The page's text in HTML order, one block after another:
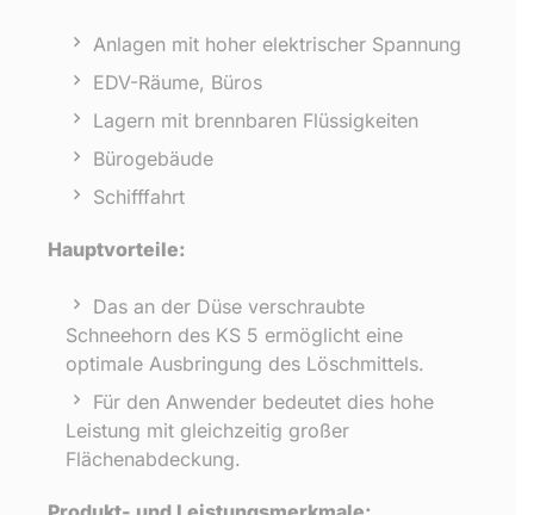
Anlagen mit hoher elektrischer Spannung
EDV-Räume, Büros
Lagern mit brennbaren Flüssigkeiten
Bürogebäude
Schifffahrt
Hauptvorteile:
Das an der Düse verschraubte
Schneehorn des KS 5 ermöglicht eine
optimale Ausbringung des Löschmittels.
Für den Anwender bedeutet dies hohe
Leistung mit gleichzeitig großer
Flächenabdeckung.